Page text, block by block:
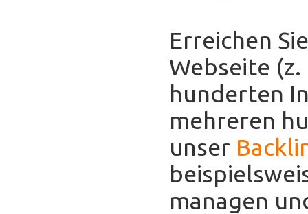
Erreichen
Webseite
hunderten
mehreren
unser
managen